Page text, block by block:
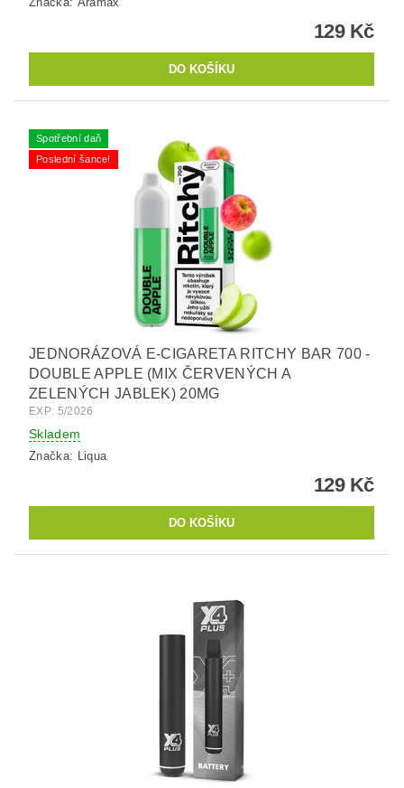
129 Kč
Spotřební daň
Poslední šance!
JEDNORÁZOVÁ E-CIGARETA RITCHY BAR 700 -
DOUBLE APPLE (MIX ČERVENÝCH A
ZELENÝCH JABLEK) 20MG
EXP: 5/2026
Skladem
Značka: Liqua
129 Kč